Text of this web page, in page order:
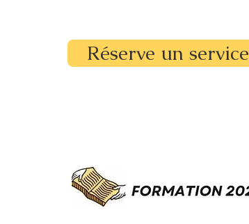
Réserve un service